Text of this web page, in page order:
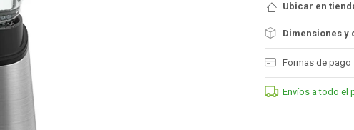
Ubicar en
Dimensiones
Formas de pago
Envíos a todo el